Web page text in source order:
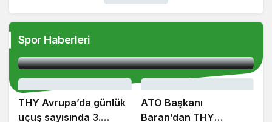
Spor Haberleri
Avrupa’daki liderliğini koruyan İGA İstanbul
THY Avrupa’da günlük
uçuş sayısında 3.
ATO Başkanı
Baran’dan THY